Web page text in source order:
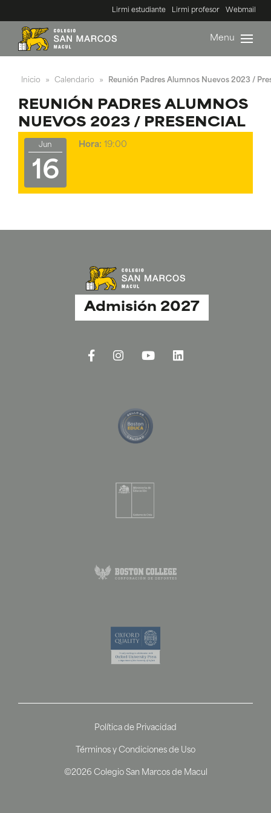
Lirmi estudiante Lirmi profesor Webmail
Menu
Inicio » Calendario » Reunión Padres Alumnos Nuevos 2023 /
REUNIÓN PADRES ALUMNOS
NUEVOS 2023 / PRESENCIAL
Jun
16
Hora: 19:00
Admisión 2027
©2026 Colegio San Marcos de Macul
Política de Privacidad
Términos y Condiciones de Uso